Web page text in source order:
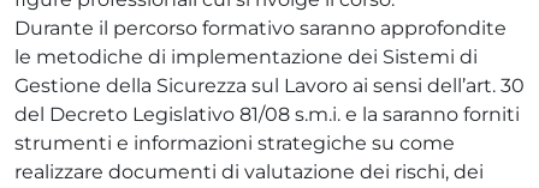
Durante il percorso formativo saranno approfondite
le metodiche di implementazione dei Sistemi di
Gestione della Sicurezza sul Lavoro ai sensi dell’art. 30
del Decreto Legislativo 81/08 s.m.i. e la saranno forniti
strumenti e informazioni strategiche su come
realizzare documenti di valutazione dei rischi, dei